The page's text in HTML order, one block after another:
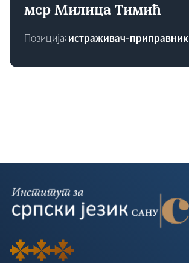
мср Милица Тимић
Позиција∶ истраживач-приправник